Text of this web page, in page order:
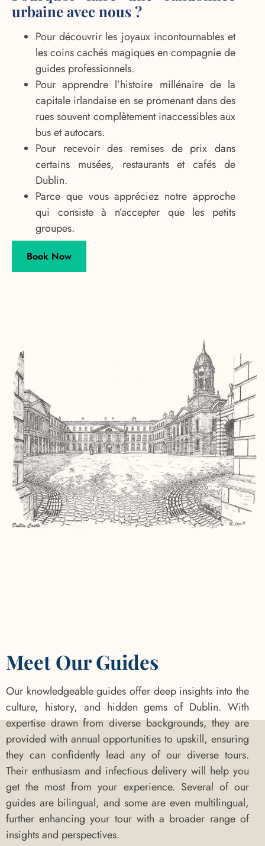
urbaine avec nous ?
Pour découvrir les joyaux incontournables et
les coins cachés magiques en compagnie de
guides professionnels.
Pour apprendre l’histoire millénaire de la
capitale irlandaise en se promenant dans des
rues souvent complètement inaccessibles aux
bus et autocars.
Pour recevoir des remises de prix dans
certains musées, restaurants et cafés de
Dublin.
Parce que vous appréciez notre approche
qui consiste à n’accepter que les petits
groupes.
Book Now
Meet Our Guides
Our knowledgeable guides offer deep insights into the
culture, history, and hidden gems of Dublin. With
expertise drawn from diverse backgrounds, they are
provided with annual opportunities to upskill, ensuring
they can confidently lead any of our diverse tours.
Their enthusiasm and infectious delivery will help you
get the most from your experience. Several of our
guides are bilingual, and some are even multilingual,
further enhancing your tour with a broader range of
insights and perspectives.